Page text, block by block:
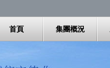
首頁 集團概況